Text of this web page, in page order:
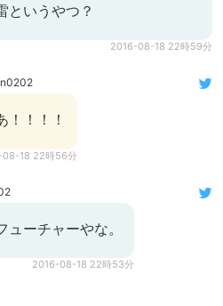
というやつ？
2016-08-18 22時59分
！！！！
08-18 22時56分
ーチャーやな。
2016-08-18 22時53分